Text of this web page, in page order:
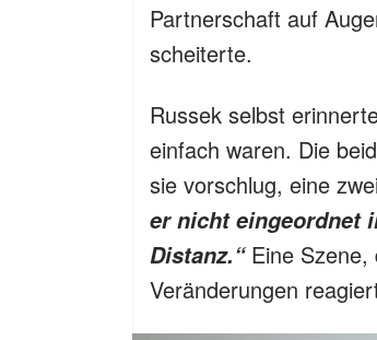
Partnerschaft auf
scheiterte.
Russek selbst
einfach waren. Die
sie vorschlug, eine
er nicht eingeordnet
Distanz.“ Eine
Veränderungen